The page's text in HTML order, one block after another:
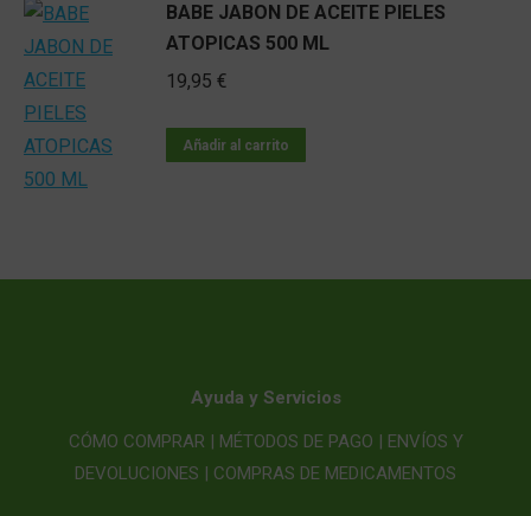
BABE JABON DE ACEITE PIELES
ATOPICAS 500 ML
19,95 €
Añadir al carrito
Ayuda y Servicios
CÓMO COMPRAR | MÉTODOS DE PAGO | ENVÍOS Y
DEVOLUCIONES | COMPRAS DE MEDICAMENTOS